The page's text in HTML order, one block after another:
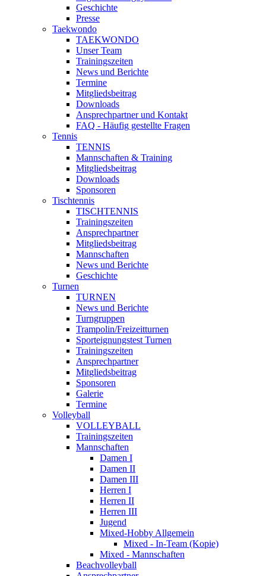
Geschichte
Presse
Taekwondo
TAEKWONDO
Unser Team
Trainingszeiten
News und Berichte
Termine
Mitgliedsbeitrag
Downloads
Ansprechpartner und Kontakt
FAQ - Häufig gestellte Fragen
Tennis
TENNIS
Mannschaften & Training
Mitgliedsbeitrag
Downloads
Sponsoren
Tischtennis
TISCHTENNIS
Trainingszeiten
Ansprechpartner
Mitgliedsbeitrag
Mannschaften
News und Berichte
Geschichte
Turnen
TURNEN
News und Berichte
Turngruppen
Trampolin/Freizeitturnen
Sporteignungstest Turnen
Trainingszeiten
Ansprechpartner
Mitgliedsbeitrag
Sponsoren
Galerie
Termine
Volleyball
VOLLEYBALL
Trainingszeiten
Mannschaften
Damen I
Damen II
Damen III
Herren I
Herren II
Herren III
Jugend
Mixed-Hobby Allgemein
Mixed - In-Team (Kopie)
Mixed - Mannschaften
Beachvolleyball